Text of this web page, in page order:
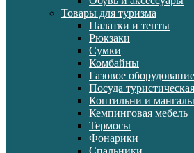
Товары для туризма
Палатки и тенты
Рюкзаки
Сумки
Комбайны
Газовое оборудование
Посуда туристическая
Коптильни и мангалы
Кемпинговая мебель
Термосы
Фонарики
Спальники